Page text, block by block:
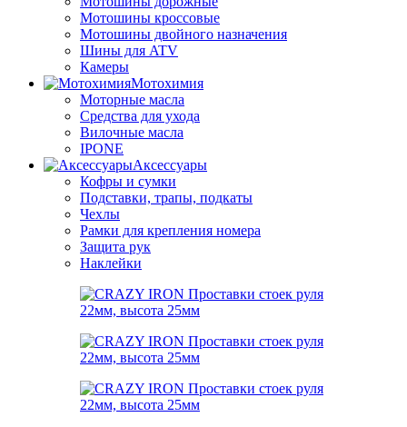
Мотошины кроссовые
Мотошины двойного назначения
Шины для ATV
Камеры
Мотохимия
Моторные масла
Средства для ухода
Вилочные масла
IPONE
Аксессуары
Кофры и сумки
Подставки, трапы, подкаты
Чехлы
Рамки для крепления номера
Защита рук
Наклейки